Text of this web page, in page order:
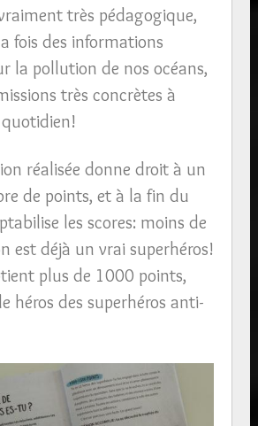
très pédagogique,
fois des informations
la pollution de nos océans,
très concrètes à
réalisée donne droit à un
de points, et à la fin du
les scores: moins de
est déjà un vrai superhéros!
plus de 1000 points,
héros des superhéros anti-